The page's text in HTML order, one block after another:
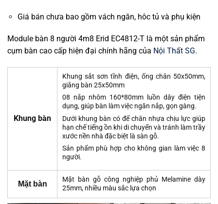
Giá bán chưa bao gồm vách ngăn, hôc tủ và phụ kiện
Module bàn 8 người 4m8 Erid EC4812-T là một sản phẩm
cụm bàn cao cấp hiện đại chính hãng của Nội Thất SG.
Khung bàn
Khung sắt sơn tĩnh điện, ống chân 50x50mm,
giằng bàn 25x50mm
08 nắp nhôm 160*80mm luồn dây điện tiện
dụng, giúp bàn làm việc ngăn nắp, gọn gàng.
Dưới khung bàn có đế chân nhựa chịu lực giúp
hạn chế tiếng ồn khi di chuyển và tránh làm trầy
xước nền nhà đặc biệt là sàn gỗ.
Sản phẩm phù hợp cho không gian làm việc 8
người.
Mặt bàn
Mặt bàn gỗ công nghiệp phủ Melamine dày
25mm, nhiều màu sắc lựa chọn